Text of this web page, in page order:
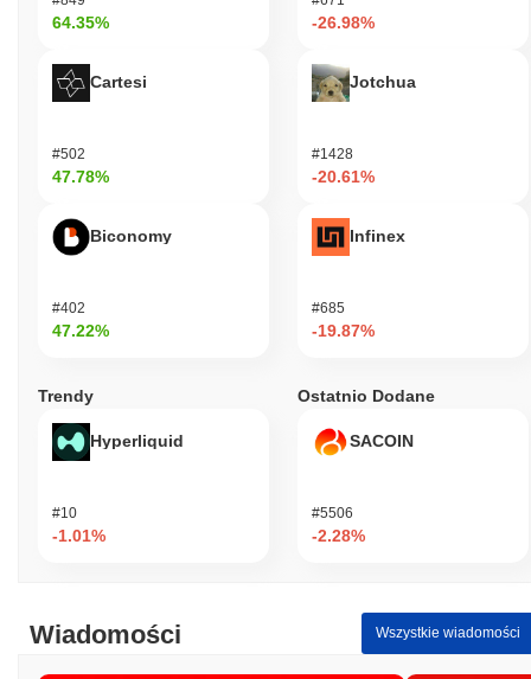
64.35%
Cartesi
#502
47.78%
Biconomy
#402
47.22%
-26.98%
Jotchua
#1428
-20.61%
Infinex
#685
-19.87%
Trendy
Hyperliquid
#10
-1.01%
Ostatnio Dodane
SACOIN
#5506
-2.28%
Wiadomości Wszystkie wiadomości